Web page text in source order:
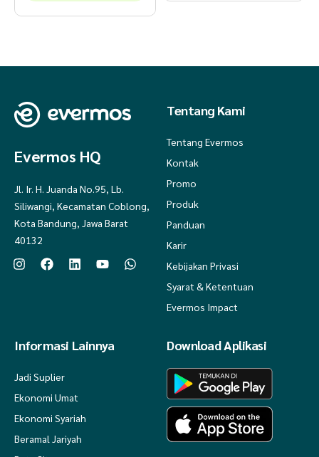
Evermos HQ
Jl. Ir. H. Juanda No.95, Lb.
Siliwangi, Kecamatan Coblong,
Kota Bandung, Jawa Barat
40132
Tentang Kami
Tentang Evermos
Kontak
Promo
Produk
Panduan
Karir
Kebijakan Privasi
Syarat & Ketentuan
Evermos Impact
Informasi Lainnya
Jadi Suplier
Ekonomi Umat
Ekonomi Syariah
Beramal Jariyah
Download Aplikasi